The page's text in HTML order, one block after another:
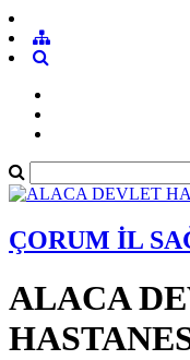
ÇORUM İL
ALACA